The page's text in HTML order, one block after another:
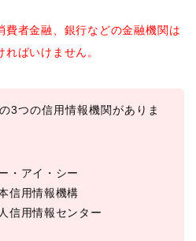
者金融、銀行などの金融機関は
ばいけません。
3つの信用情報機関がありま
・アイ・シー
信用情報機構
信用情報センター